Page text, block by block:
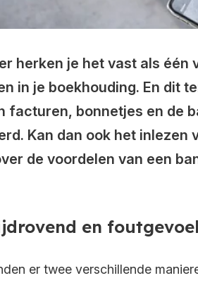
herken je het vast als één
in je boekhouding. En dit
facturen, bonnetjes en de
Kan dan ook het
de voordelen van een
en
er twee verschillende